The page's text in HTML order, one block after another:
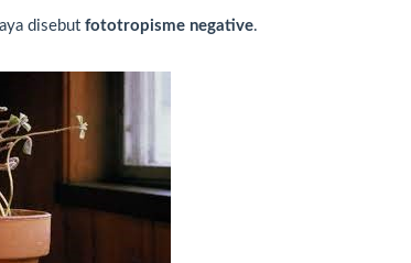
disebut fototropisme negative.